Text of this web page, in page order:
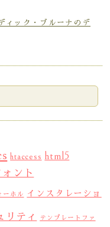
ック・ブルーナのデ
htaccess html5
ント
ーホル インスタレーショ
リティ テンプレートファ